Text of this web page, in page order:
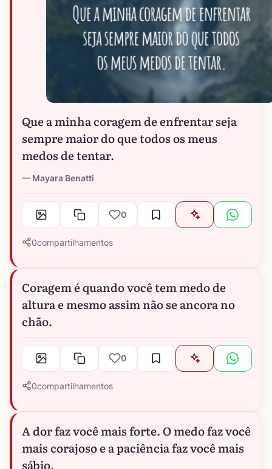
Que a minha coragem de enfrentar seja
sempre maior do que todos os meus
medos de tentar.
Mayara Benatti
0
0compartilhamentos
Coragem é quando você tem medo de
altura e mesmo assim não se ancora no
chão.
0
0compartilhamentos
A dor faz você mais forte. O medo faz você
mais corajoso e a paciência faz você mais
sábio.